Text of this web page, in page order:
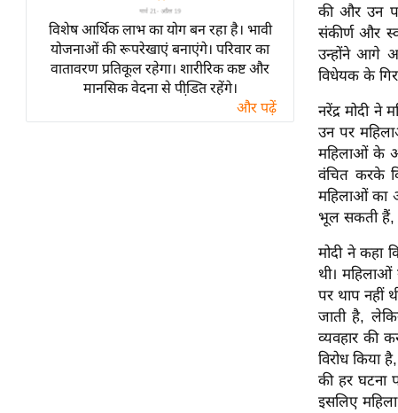
व्रत
त्योहार
राशिफल
विश्लेषण
विशेष आर्थिक लाभ का योग बन रहा है। भावी
योजनाओं की रूपरेखाएं बनाएंगे। परिवार का
वातावरण प्रतिकूल रहेगा। शारीरिक कष्ट और
मानसिक वेदना से पीडि़त रहेंगे।
और पढ़ें
की और उन
संकीर्ण और
उन्होंने आगे
विधेयक के
नरेंद्र मोदी
उन पर
महिलाओं के
वंचित करके
महिलाओं का
भूल सकती हैं,
मोदी ने कहा
थी।
पर थाप नहीं
जाती है,
व्यवहार की
विरोध किया
की हर घटना
इसलिए